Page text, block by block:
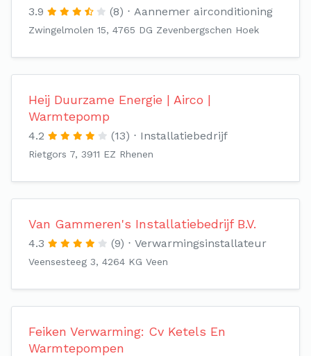
3.9 (8) Aannemer airconditioning
Zwingelmolen 15, 4765 DG Zevenbergschen Hoek
Heij Duurzame Energie | Airco |
Warmtepomp
4.2 (13) Installatiebedrijf
Rietgors 7, 3911 EZ Rhenen
Van Gammeren's Installatiebedrijf B.V.
4.3 (9) Verwarmingsinstallateur
Veensesteeg 3, 4264 KG Veen
Feiken Verwarming: Cv Ketels En
Warmtepompen